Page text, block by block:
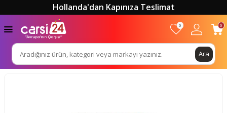
Hollanda'dan Kapınıza Teslimat
Ara
0 0